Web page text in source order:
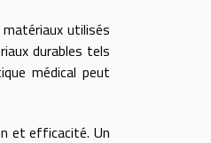
utilisés
durables tels
médical peut
et efficacité. Un